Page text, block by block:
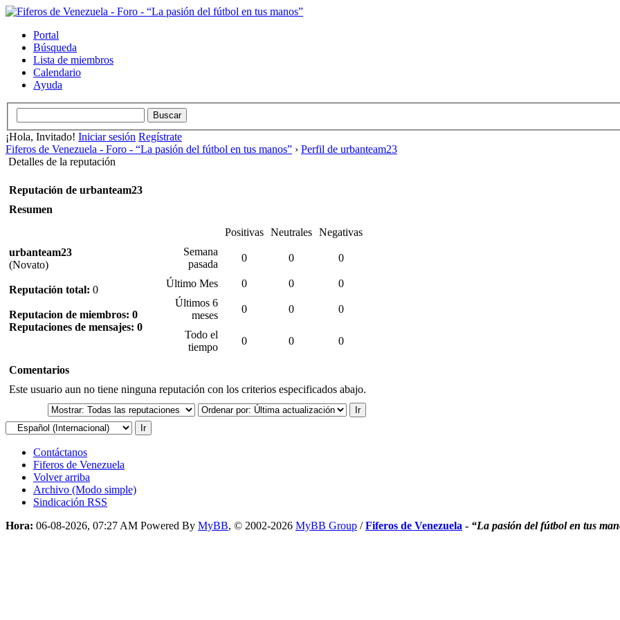
Portal
Búsqueda
Lista de miembros
Calendario
Ayuda
¡Hola, Invitado! Iniciar sesión Regístrate
Fiferos de Venezuela - Foro - “La pasión del fútbol en tus manos” › Perfil de urbanteam23
Detalles de la reputación
Reputación de urbanteam23
Resumen
urbanteam23
(Novato)
Reputación total: 0
Reputacion de miembros: 0
Reputaciones de mensajes: 0
Positivas Neutrales Negativas
Semana
pasada
0 0 0
Último Mes 0 0
0
Últimos 6
meses
0 0 0
Todo el
tiempo
0 0 0
Comentarios
Este usuario aun no tiene ninguna reputación con los criterios especificados abajo.
Contáctanos
Fiferos de Venezuela
Volver arriba
Archivo (Modo simple)
Sindicación RSS
Hora: 06-08-2026, 07:27 AM Powered By MyBB, © 2002-2026 MyBB Group /Fiferos de Venezuela - “La pasión del fútbol en tus